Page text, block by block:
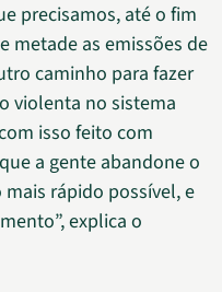
precisamos, até o fim
metade as emissões de
caminho para fazer
violenta no sistema
isso feito com
a gente abandone o
rápido possível, e
explica o